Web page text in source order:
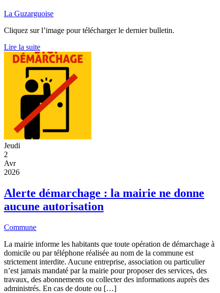
La Guzarguoise
Cliquez sur l’image pour télécharger le dernier bulletin.
Lire la suite
Jeudi
2
Avr
2026
Alerte démarchage : la mairie ne donne
aucune autorisation
Commune
La mairie informe les habitants que toute opération de démarchage à
domicile ou par téléphone réalisée au nom de la commune est
strictement interdite. Aucune entreprise, association ou particulier
n’est jamais mandaté par la mairie pour proposer des services, des
travaux, des abonnements ou collecter des informations auprès des
administrés. En cas de doute ou […]